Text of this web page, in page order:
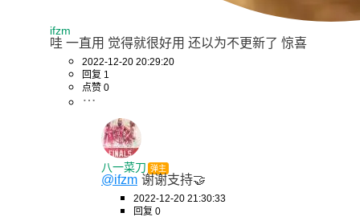
ifzm
哇 一直用 觉得就很好用 还以为不更新了 惊喜
2022-12-20 20:29:20
回复 1
点赞 0
八一菜刀 弹主
@ifzm 谢谢支持🤝
2022-12-20 21:30:33
回复 0